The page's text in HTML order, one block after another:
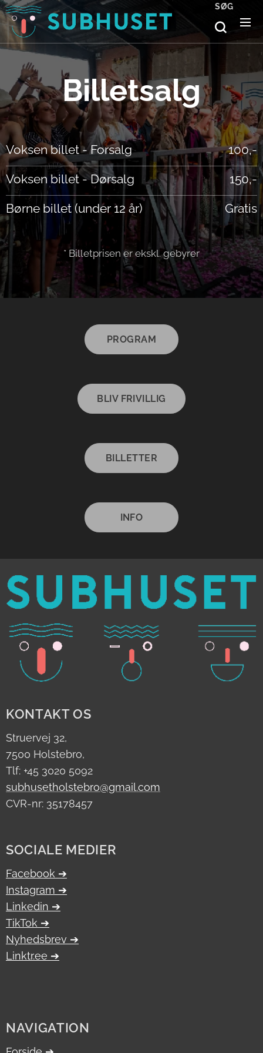
SØG
Billetsalg
Voksen billet - Forsalg
100,-
Voksen billet - Dørsalg
150,-
Børne billet (under 12 år)
Gratis
* Billetprisen er ekskl. gebyrer
PROGRAM
BLIV FRIVILLIG
BILLETTER
INFO
KONTAKT OS
Struervej 32,
7500 Holstebro,
Tlf: +45 3020 5092
subhusetholstebro@gmail.com
CVR-nr: 35178457
SOCIALE MEDIER
Facebook ➔
Instagram ➔
Linkedin ➔
TikTok ➔
Nyhedsbrev ➔
Linktr.ee ➔
NAVIGATION